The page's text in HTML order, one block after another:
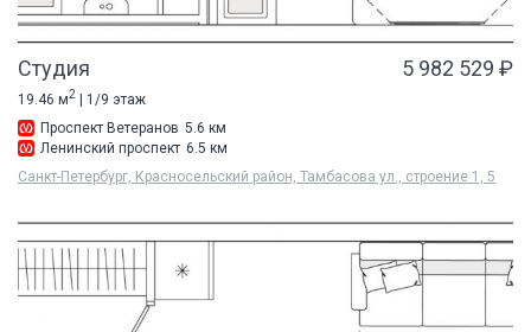
Студия 5 982 529 ₽
19.46 м2 | 1/9 этаж
Проспект Ветеранов 5.6 км
Ленинский проспект 6.5 км
Санкт-Петербург, Красносельский район, Тамбасова ул., строение 1, 5